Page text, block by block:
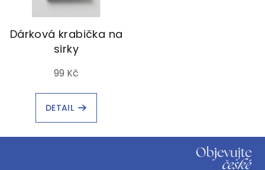
Dárková krabička na
sirky
99 Kč
DETAIL